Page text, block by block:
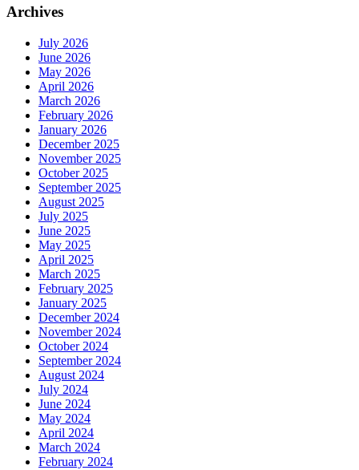
Archives
July 2026
June 2026
May 2026
April 2026
March 2026
February 2026
January 2026
December 2025
November 2025
October 2025
September 2025
August 2025
July 2025
June 2025
May 2025
April 2025
March 2025
February 2025
January 2025
December 2024
November 2024
October 2024
September 2024
August 2024
July 2024
June 2024
May 2024
April 2024
March 2024
February 2024